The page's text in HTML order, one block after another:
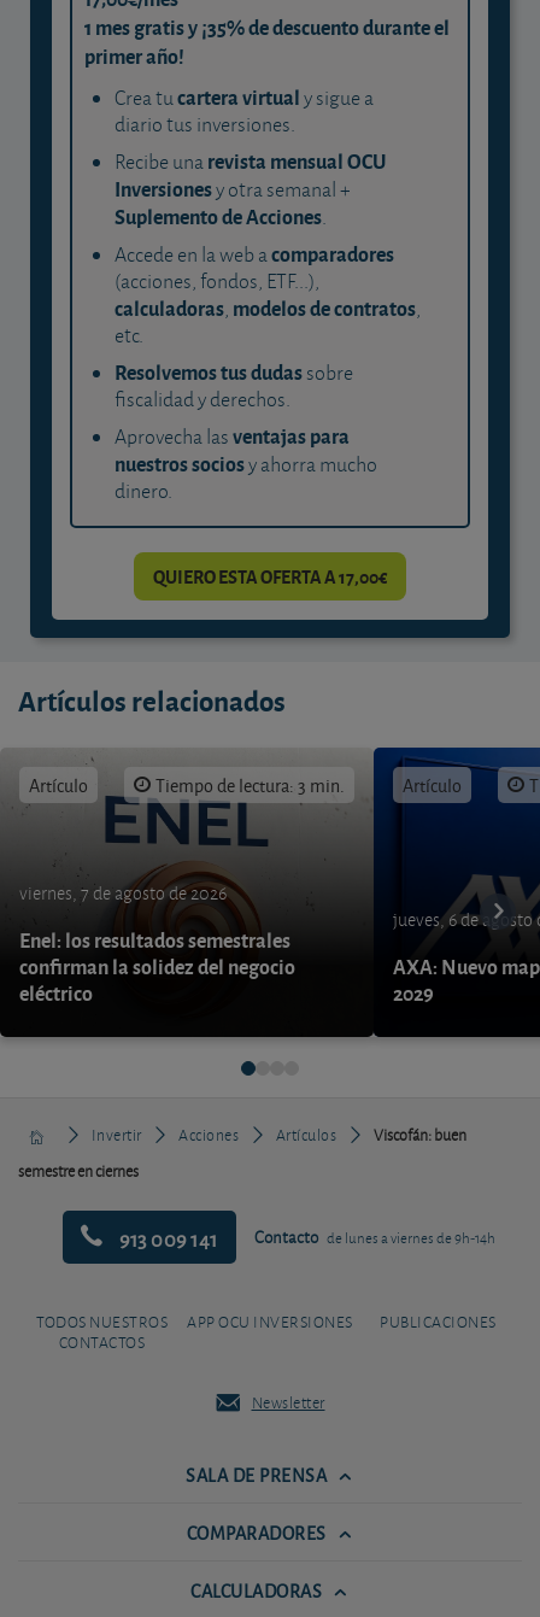
1 mes gratis y ¡35% de descuento durante el
primer año!
Crea tucartera virtualy sigue a
diario tus inversiones.
Recibe unarevista mensual OCU
Inversionesy otra semanal +
Suplemento de Acciones.
Accede en la web acomparadores
(acciones, fondos, ETF...),
calculadoras, modelos de contratos,
etc.
Resolvemos tus dudassobre
fiscalidad y derechos.
Aprovecha lasventajas para
nuestros sociosy ahorra mucho
dinero.
QUIERO ESTA OFERTA A 17,00€
Artículos relacionados
Artículo Tiempo de lectura: 3 min.
viernes, 7 de agosto de 2026
Enel: los resultados semestrales
confirman la solidez del negocio
eléctrico
Artículo
jueves, 6 de agosto
AXA: Nuevo
2029
Invertir Acciones Artículos
Viscofán: buen
semestre en ciernes
913 009 141 Contacto de lunes a viernes de 9h-14h
TODOS NUESTROS
CONTACTOS
APP OCU INVERSIONES PUBLICACIONES
Newsletter
SALA DE PRENSA
COMPARADORES
CALCULADORAS